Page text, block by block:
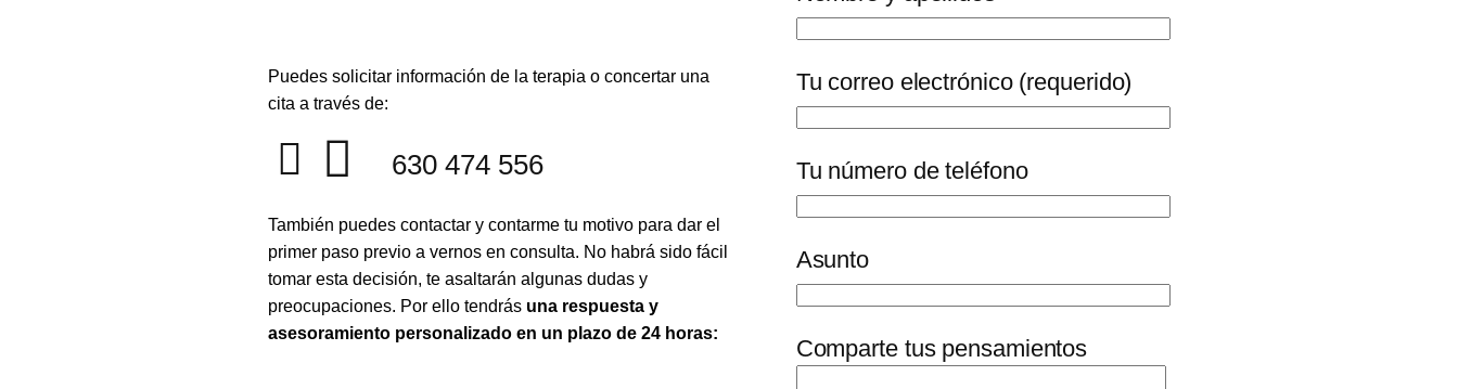
Puedes solicitar información de la terapia o concertar una
cita a través de:
630 474 556
También puedes contactar y contarme tu motivo para dar el
primer paso previo a vernos en consulta. No habrá sido fácil
tomar esta decisión, te asaltarán algunas dudas y
preocupaciones. Por ello tendrás una respuesta y
asesoramiento personalizado en un plazo de 24 horas:
Tu correo electrónico (requerido)
Tu número de teléfono
Asunto
Comparte tus pensamientos